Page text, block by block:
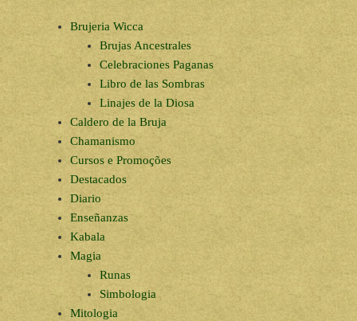
Brujeria Wicca
Brujas Ancestrales
Celebraciones Paganas
Libro de las Sombras
Linajes de la Diosa
Caldero de la Bruja
Chamanismo
Cursos e Promoções
Destacados
Diario
Enseñanzas
Kabala
Magia
Runas
Simbologia
Mitologia